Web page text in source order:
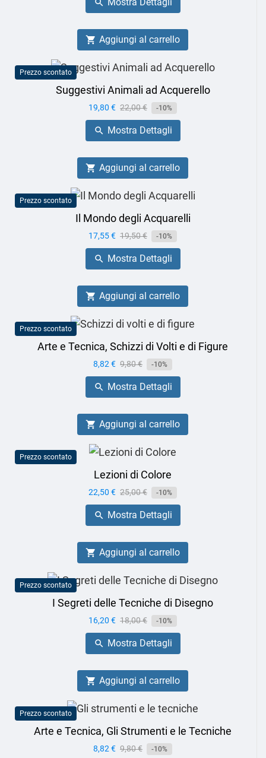
 Mostra Dettagli
 Aggiungi al carrello
Prezzo scontato
Suggestivi Animali ad Acquerello
Prezzo
19,80 € Prezzo
base
22,00 € -10%
 Mostra Dettagli
 Aggiungi al carrello
Prezzo scontato
Il Mondo degli Acquarelli
Prezzo
17,55 € Prezzo
base
19,50 € -10%
 Mostra Dettagli
 Aggiungi al carrello
Prezzo scontato
Arte e Tecnica, Schizzi di Volti e di Figure
Prezzo
8,82 € Prezzo
base
9,80 € -10%
 Mostra Dettagli
 Aggiungi al carrello
Prezzo scontato
Lezioni di Colore
Prezzo
22,50 € Prezzo
base
25,00 € -10%
 Mostra Dettagli
 Aggiungi al carrello
Prezzo scontato
I Segreti delle Tecniche di Disegno
Prezzo
16,20 € Prezzo
base
18,00 € -10%
 Mostra Dettagli
 Aggiungi al carrello
Prezzo scontato
Arte e Tecnica, Gli Strumenti e le Tecniche
Prezzo
8,82 € Prezzo
9,80 € -10%